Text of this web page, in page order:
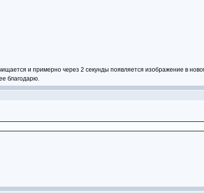
и примерно через 2 секунды появляется изображение в
благодарю.